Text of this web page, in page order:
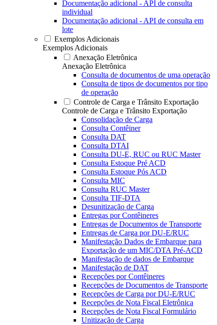
Documentação adicional - API de consulta
individual
Documentação adicional - API de consulta em
lote
Exemplos Adicionais
Exemplos Adicionais
Anexação Eletrônica
Anexação Eletrônica
Consulta de documentos de uma operação
Consulta de tipos de documentos por tipo
de operação
Controle de Carga e Trânsito Exportação
Controle de Carga e Trânsito Exportação
Consolidação de Carga
Consulta Contêiner
Consulta DAT
Consulta DTAI
Consulta DU-E, RUC ou RUC Master
Consulta Estoque Pré ACD
Consulta Estoque Pós ACD
Consulta MIC
Consulta RUC Master
Consulta TIF-DTA
Desunitização de Carga
Entregas por Contêineres
Entregas de Documentos de Transporte
Entregas de Carga por DU-E/RUC
Manifestação Dados de Embarque para
Exportação de um MIC/DTA Pré-ACD
Manifestação de dados de Embarque
Manifestação de DAT
Recepções por Contêineres
Recepções de Documentos de Transporte
Recepções de Carga por DU-E/RUC
Recepções de Nota Fiscal Eletrônica
Recepções de Nota Fiscal Formulário
Unitização de Carga